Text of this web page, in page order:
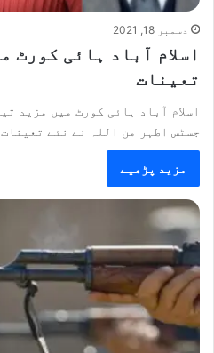
دسمبر 18, 2021
اسلام آباد ہائی کورٹ
تعینات
اسلام آباد ہائی کورٹ میں مزید
جسٹس اطہر من اللہ نے نئے
مزید پڑھیے